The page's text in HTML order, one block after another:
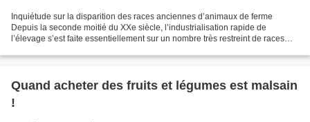
Inquiétude sur la disparition des races anciennes d’animaux de ferme
Depuis la seconde moitié du XXe siècle, l’industrialisation rapide de
l’élevage s’est faite essentiellement sur un nombre très restreint de races
Quand acheter des fruits et légumes est malsain
!